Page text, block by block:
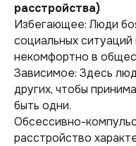
расстройства)
Избегающее: Люди
социальных
некомфортно в
Зависимое: Здесь
других, чтобы
быть одни.
Обсессивно-
расстройство